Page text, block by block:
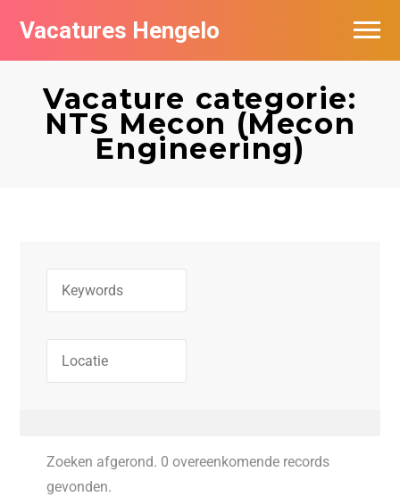
Vacatures Hengelo
Vacature categorie:
NTS Mecon (Mecon
Engineering)
Zoeken afgerond. 0 overeenkomende records
gevonden.
Vacatures per bedrijf in Hengelo
Populair
Nieuwsbrief feed